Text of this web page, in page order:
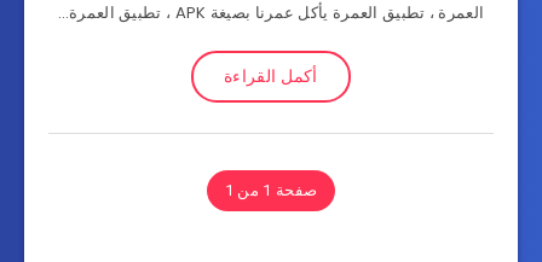
العمرة ، تطبيق العمرة يأكل عمرنا بصيغة APK ، تطبيق العمرة…
أكمل القراءة
صفحة 1 من 1